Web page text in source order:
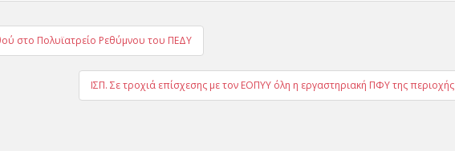
στο Πολυϊατρείο Ρεθύμνου του ΠΕΔΥ
ΙΣΠ. Σε τροχιά επίσχεσης με τον ΕΟΠΥΥ όλη η εργαστηριακή ΠΦΥ της περιοχής